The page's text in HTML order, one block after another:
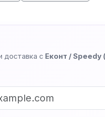
с Еконт / Speedy